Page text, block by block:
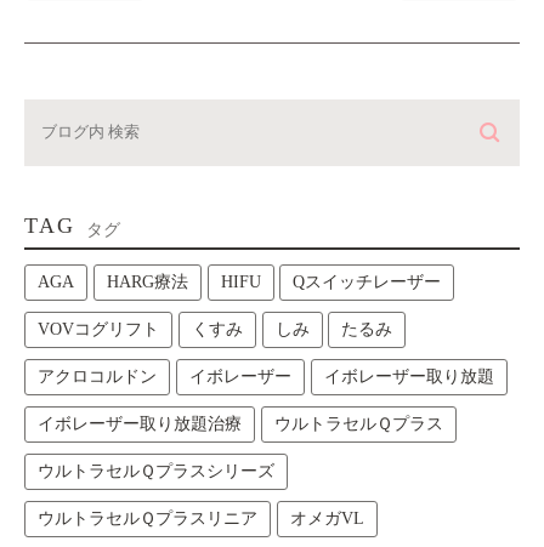
TAG タグ
AGA HARG療法 HIFU Qスイッチレーザー
VOVコグリフト くすみ しみ たるみ
アクロコルドン イボレーザー イボレーザー取り放題
イボレーザー取り放題治療 ウルトラセルＱプラス
ウルトラセルＱプラスシリーズ
ウルトラセルＱプラスリニア オメガVL